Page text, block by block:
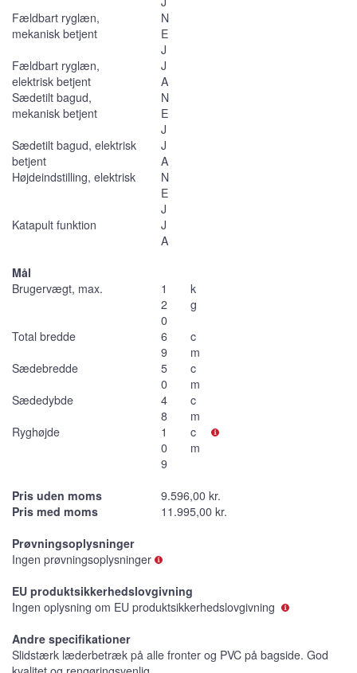
Fældbart ryglæn,
mekanisk betjent
N
E
J
Fældbart ryglæn,
elektrisk betjent
J
A
Sædetilt bagud,
mekanisk betjent
N
E
J
Sædetilt bagud, elektrisk
betjent
J
A
Højdeindstilling, elektrisk
N
E
J
Katapult funktion
J
A
Mål
Brugervægt, max.
1
2
0
k
g
Total bredde
6
9
c
m
Sædebredde
5
0
c
m
Sædedybde
4
8
c
m
Ryghøjde
1
0
9
c
m
Pris uden moms
9.596,00 kr.
Pris med moms
11.995,00 kr.
Prøvningsoplysninger
Ingen prøvningsoplysninger
EU produktsikkerhedslovgivning
Ingen oplysning om EU produktsikkerhedslovgivning
Andre specifikationer
Slidstærk læderbetræk på alle fronter og PVC på bagside. God